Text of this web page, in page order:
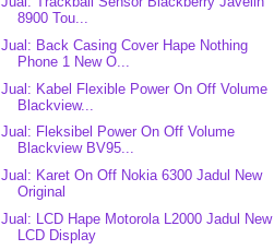
8900 Tou...
Jual: Back Casing Cover Hape Nothing
Phone 1 New O...
Jual: Kabel Flexible Power On Off Volume
Blackview...
Jual: Fleksibel Power On Off Volume
Blackview BV95...
Jual: Karet On Off Nokia 6300 Jadul New
Original
Jual: LCD Hape Motorola L2000 Jadul New
LCD Display